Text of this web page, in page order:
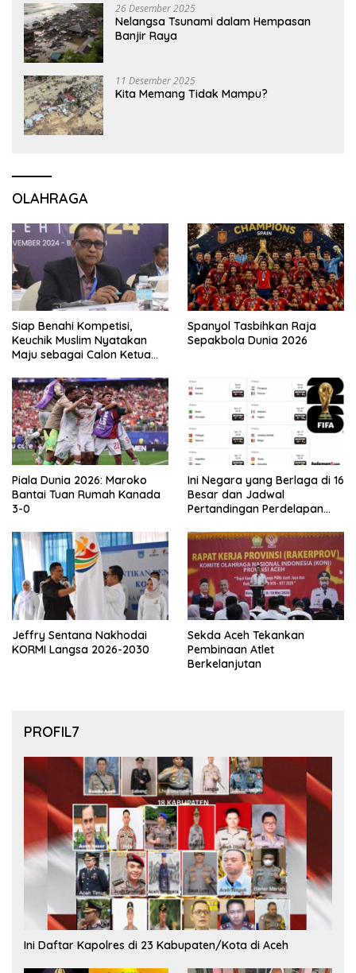
26 Desember 2025
Nelangsa Tsunami dalam Hempasan
Banjir Raya
11 Desember 2025
Kita Memang Tidak Mampu?
OLAHRAGA
Siap Benahi Kompetisi,
Keuchik Muslim Nyatakan
Maju sebagai Calon Ketua
Spanyol Tasbihkan Raja
Sepakbola Dunia 2026
Piala Dunia 2026: Maroko
Bantai Tuan Rumah Kanada
3-0
Ini Negara yang Berlaga di 16
Besar dan Jadwal
Pertandingan Perdelapan
Jeffry Sentana Nakhodai
KORMI Langsa 2026-2030
Sekda Aceh Tekankan
Pembinaan Atlet
Berkelanjutan
PROFIL7
Ini Daftar Kapolres di 23 Kabupaten/Kota di Aceh